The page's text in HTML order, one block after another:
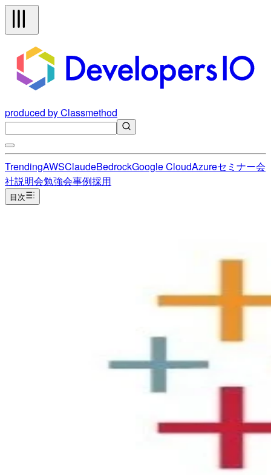
produced by Classmethod
TrendingAWSClaudeBedrockGoogle CloudAzureセミナー会
社説明会勉強会事例採用
目次